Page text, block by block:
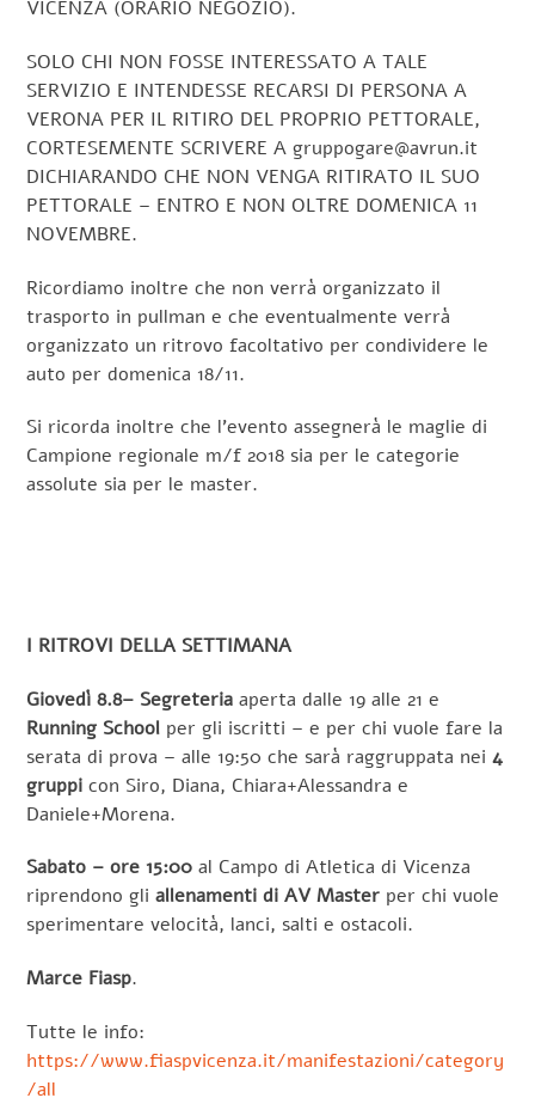
VICENZA (ORARIO NEGOZIO).
SOLO CHI NON FOSSE INTERESSATO A TALE
SERVIZIO E INTENDESSE RECARSI DI PERSONA A
VERONA PER IL RITIRO DEL PROPRIO PETTORALE,
CORTESEMENTE SCRIVERE A gruppogare@avrun.it
DICHIARANDO CHE NON VENGA RITIRATO IL SUO
PETTORALE – ENTRO E NON OLTRE DOMENICA 11
NOVEMBRE.
Ricordiamo inoltre che non verrà organizzato il
trasporto in pullman e che eventualmente verrà
organizzato un ritrovo facoltativo per condividere le
auto per domenica 18/11.
Si ricorda inoltre che l’evento assegnerà le maglie di
Campione regionale m/f 2018 sia per le categorie
assolute sia per le master.
I RITROVI DELLA SETTIMANA
Giovedì 8.8– Segreteria aperta dalle 19 alle 21 e
Running School per gli iscritti – e per chi vuole fare la
serata di prova – alle 19:50 che sarà raggruppata nei4
gruppi con Siro, Diana, Chiara+Alessandra e
Daniele+Morena.
Sabato – ore 15:00 al Campo di Atletica di Vicenza
riprendono gliallenamenti di AV Master per chi vuole
sperimentare velocità, lanci, salti e ostacoli.
Marce Fiasp.
Tutte le info:
https://www.fiaspvicenza.it/manifestazioni/category
/all